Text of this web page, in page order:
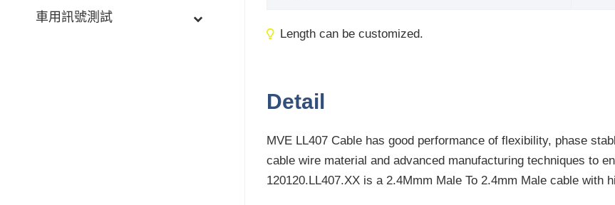
Length can be customized.
Detail
MVE LL407 Cable has good performance of flexibility, phase
cable wire material and advanced manufacturing techniques to
120120.LL407.XX is a 2.4Mmm Male To 2.4mm Male cable with
車用訊號測試